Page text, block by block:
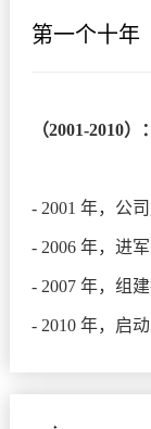
第一个十年
（2001-2010
- 2001 年，公
- 2006 年，进
- 2007 年，组
- 2010 年，启